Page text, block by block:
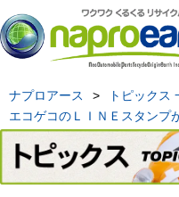
ナプロアース > トピックス
エコゲコのＬＩＮＥスタンプ